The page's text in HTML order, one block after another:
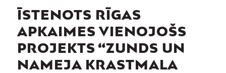
ĪSTENOTS RĪGAS
APKAIMES VIENOJOŠS
PROJEKTS “ZUNDS UN
NAMEJA KRASTMALA